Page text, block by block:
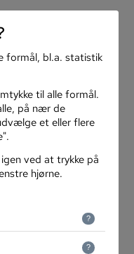
formål, bl.a. statistik
til alle formål.
på nær de
et eller flere
ved at trykke på
hjørne.